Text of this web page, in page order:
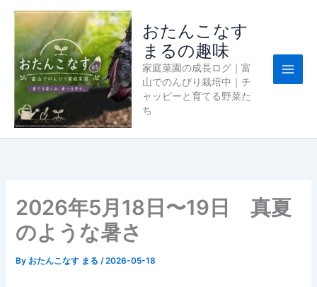
おたんこなす
まるの趣味
家庭菜園の成長ログ｜富
山でのんびり栽培中｜チ
ャッピーと育てる野菜た
ち
2026年5月18日〜19日 真夏
のような暑さ
By おたんこなす まる/2026-05-18